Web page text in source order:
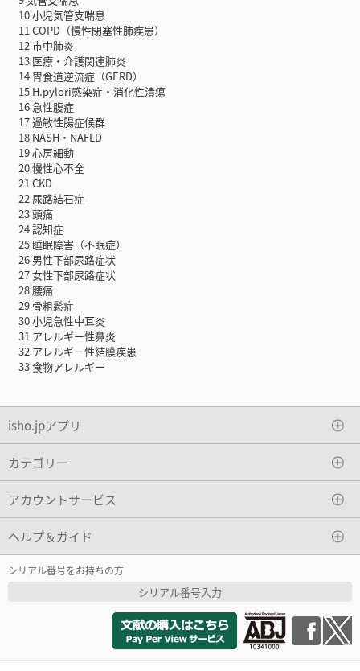
10 小児気管支喘息
11 COPD（慢性閉塞性肺疾患）
12 市中肺炎
13 医療・介護関連肺炎
14 胃食道逆流症（GERD）
15 H.pylori感染症・消化性潰瘍
16 急性腹症
17 過敏性腸症候群
18 NASH・NAFLD
19 心房細動
20 慢性心不全
21 CKD
22 尿路結石症
23 頭痛
24 認知症
25 睡眠障害（不眠症）
26 男性下部尿路症状
27 女性下部尿路症状
28 腰痛
29 骨粗鬆症
30 小児急性中耳炎
31 アレルギー性鼻炎
32 アレルギー性結膜疾患
33 食物アレルギー
isho.jpアプリ
カテゴリー
アカウントサービス
ヘルプ＆ガイド
シリアル番号をお持ちの方
シリアル番号入力